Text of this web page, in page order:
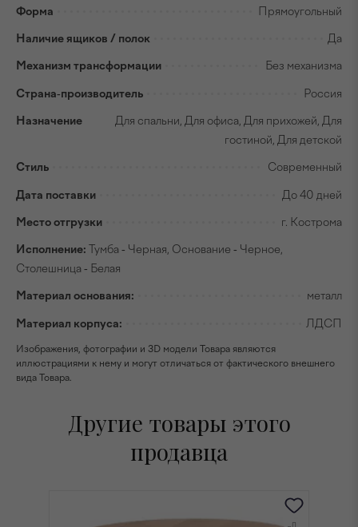
Форма Прямоугольный
Наличие ящиков / полок Да
Механизм трансформации Без механизма
Страна-производитель Россия
Назначение
Для спальни, Для офиса, Для прихожей, Для
гостиной, Для детской
Стиль Современный
Дата поставки До 40 дней
Место отгрузки г. Кострома
Исполнение: Тумба - Черная, Основание - Черное,
Столешница - Белая
Материал основания: металл
Материал корпуса: ЛДСП
Изображения, фотографии и 3D модели Товара являются
иллюстрациями к нему и могут отличаться от фактического внешнего
вида Товара.
Другие товары этого
продавца